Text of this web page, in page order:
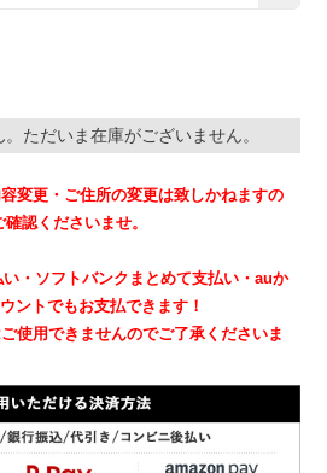
ただいま在庫がございません。
変更・ご住所の変更は致しかねますの
認くださいませ。
・ソフトバンクまとめて支払い・auか
ントでもお支払できます！
使用できませんのでご了承くださいま